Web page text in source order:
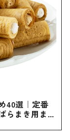
40選｜定番
らまき用まで